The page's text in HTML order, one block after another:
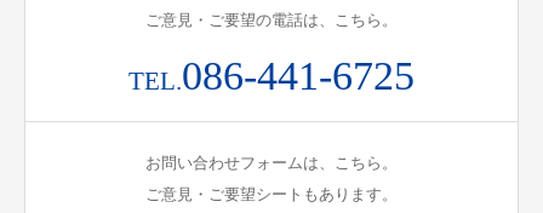
ご意見・ご要望の電話は、こちら。
TEL.086-441-6725
お問い合わせフォームは、こちら。
ご意見・ご要望シートもあります。